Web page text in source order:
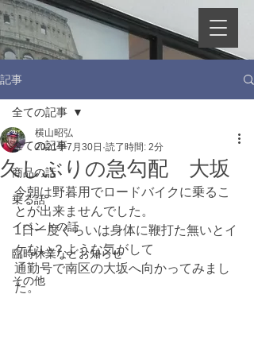
記事
全ての記事
商品の話
乗る話
イベントの話
臨時休業などお知らせ
その他
全ての記事
久しぶりの急勾配 大坂
横山昭弘
2021年7月30日 読了時間: 2分
今朝は野暮用でロードバイクに乗るこ
とが出来ませんでした。
1日一度くらいは身体に鞭打た無いとイ
ケない？ような気がして
通勤号で南区の大坂へ向かってみまし
た。